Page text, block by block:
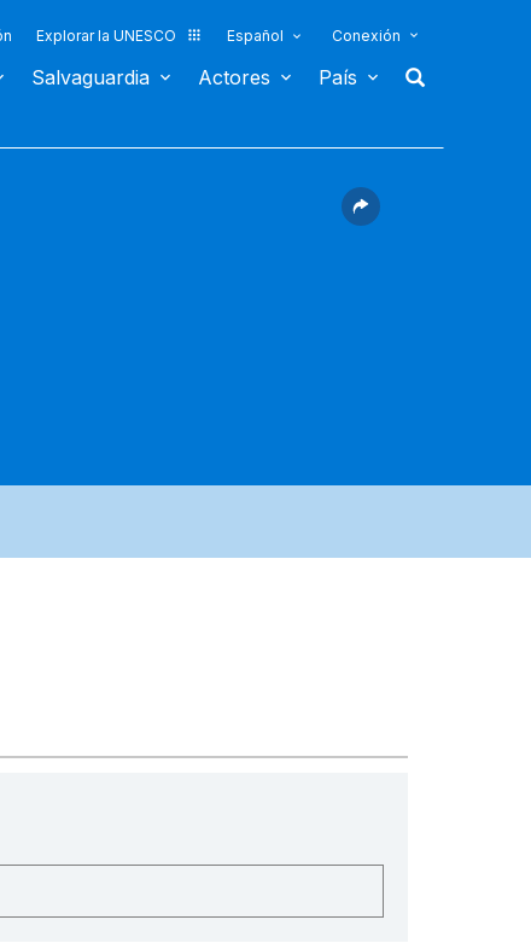
Explorar la UNESCO Español Conexión
Salvaguardia Actores País